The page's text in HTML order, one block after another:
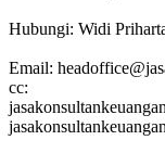
Hubungi: Widi
Email:
cc: